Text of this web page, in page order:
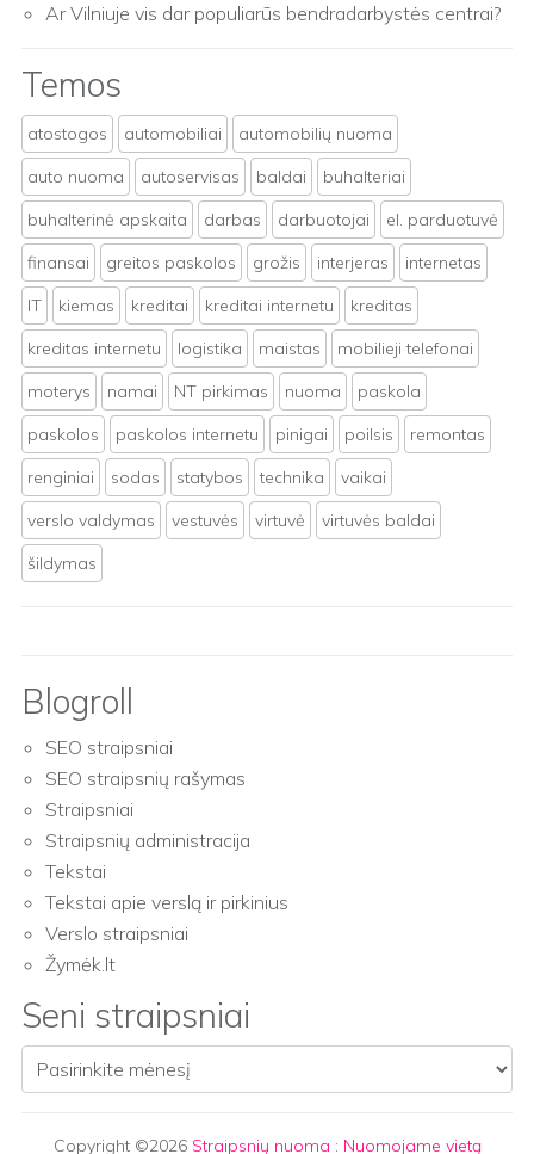
Ar Vilniuje vis dar populiarūs bendradarbystės centrai?
Temos
atostogos automobiliai
automobilių nuoma
auto nuoma
autoservisas baldai
buhalteriai
buhalterinė apskaita
darbas darbuotojai
el. parduotuvė
finansai
greitos paskolos grožis interjeras
internetas
IT
kiemas kreditai kreditai internetu
kreditas
kreditas internetu
logistika maistas
mobilieji telefonai
moterys
namai NT pirkimas nuoma
paskola
paskolos
paskolos internetu pinigai poilsis
remontas
renginiai
sodas statybos technika
vaikai
verslo valdymas
vestuvės virtuvė
virtuvės baldai
šildymas
Blogroll
SEO straipsniai
SEO straipsnių rašymas
Straipsniai
Straipsnių administracija
Tekstai
Tekstai apie verslą ir pirkinius
Verslo straipsniai
Žymėk.lt
Seni straipsniai
Seni straipsniai
Copyright ©2026 Straipsnių nuoma : Nuomojame vietą